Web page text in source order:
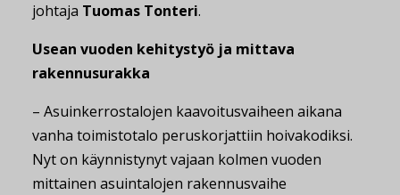
johtaja Tuomas Tonteri.
Usean vuoden kehitystyö ja mittava
rakennusurakka
– Asuinkerrostalojen kaavoitusvaiheen aikana
vanha toimistotalo peruskorjattiin hoivakodiksi.
Nyt on käynnistynyt vajaan kolmen vuoden
mittainen asuintalojen rakennusvaihe